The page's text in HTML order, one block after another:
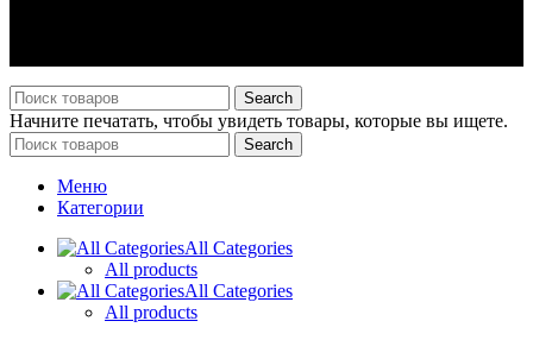
Search
Начните печатать, чтобы увидеть товары, которые вы ищете.
Search
Меню
Категории
All Categories
All products
All Categories
All products